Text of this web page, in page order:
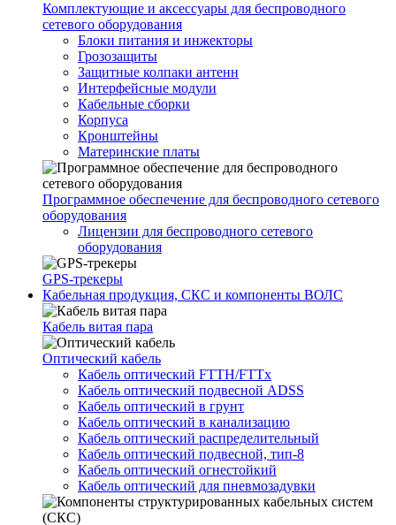
Комплектующие и аксессуары для беспроводного
сетевого оборудования
Блоки питания и инжекторы
Грозозащиты
Защитные колпаки антенн
Интерфейсные модули
Кабельные сборки
Корпуса
Кронштейны
Материнские платы
Программное обеспечение для беспроводного сетевого
оборудования
Лицензии для беспроводного сетевого
оборудования
GPS-трекеры
Кабельная продукция, СКС и компоненты ВОЛС
Кабель витая пара
Оптический кабель
Кабель оптический FTTH/FTTx
Кабель оптический подвесной ADSS
Кабель оптический в грунт
Кабель оптический в канализацию
Кабель оптический распределительный
Кабель оптический подвесной, тип-8
Кабель оптический огнестойкий
Кабель оптический для пневмозадувки